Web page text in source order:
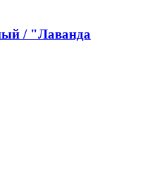
/ "Лаванда